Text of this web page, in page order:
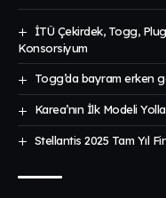
İTÜ Çekirdek, Togg,
Konsorsiyum
Togg’da bayram erken
Karea’nın İlk Modeli
Stellantis 2025 Tam Yıl